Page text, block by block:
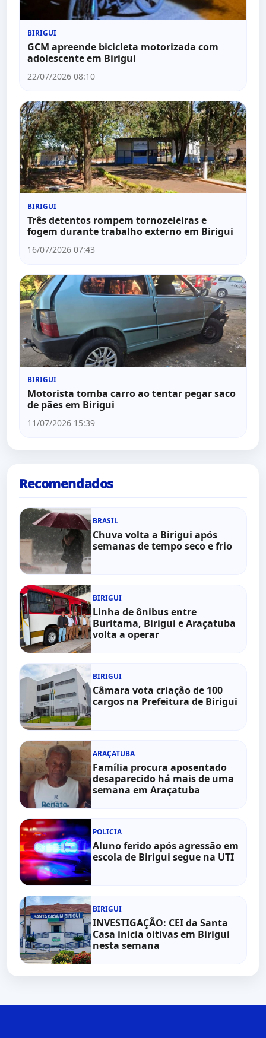
BIRIGUI
GCM apreende bicicleta motorizada com
adolescente em Birigui
22/07/2026 08:10
BIRIGUI
Três detentos rompem tornozeleiras e
fogem durante trabalho externo em Birigui
16/07/2026 07:43
BIRIGUI
Motorista tomba carro ao tentar pegar saco
de pães em Birigui
11/07/2026 15:39
Recomendados
BRASIL
Chuva volta a Birigui após
semanas de tempo seco e frio
BIRIGUI
Linha de ônibus entre
Buritama, Birigui e Araçatuba
volta a operar
BIRIGUI
Câmara vota criação de 100
cargos na Prefeitura de Birigui
ARAÇATUBA
Família procura aposentado
desaparecido há mais de uma
semana em Araçatuba
POLICIA
Aluno ferido após agressão em
escola de Birigui segue na UTI
BIRIGUI
INVESTIGAÇÃO: CEI da Santa
Casa inicia oitivas em Birigui
nesta semana